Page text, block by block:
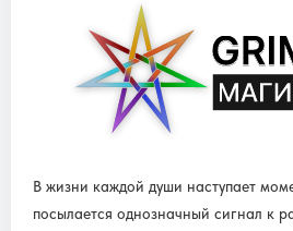
В жизни каждой души наступает
посылается однозначный сигнал к